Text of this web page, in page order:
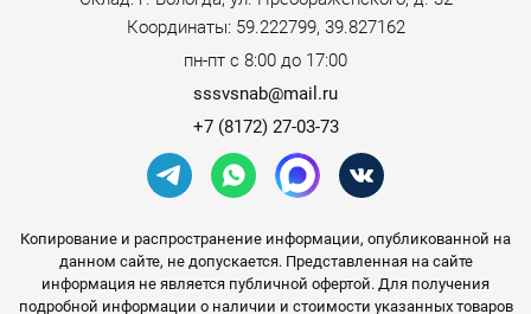
Координаты: 59.222799, 39.827162
пн-пт с 8:00 до 17:00
sssvsnab@mail.ru
+7 (8172) 27-03-73
Копирование и распространение информации, опубликованной на
данном сайте, не допускается. Представленная на сайте
информация не является публичной офертой. Для получения
подробной информации о наличии и стоимости указанных товаров